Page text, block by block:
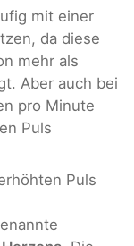
mit einer
da diese
mehr als
Aber auch bei
pro Minute
Puls
Puls